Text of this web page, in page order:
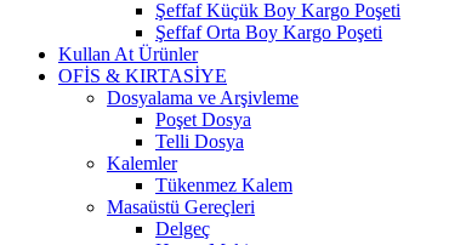
Şeffaf Küçük Boy Kargo Poşeti
Şeffaf Orta Boy Kargo Poşeti
Kullan At Ürünler
OFİS & KIRTASİYE
Dosyalama ve Arşivleme
Poşet Dosya
Telli Dosya
Kalemler
Tükenmez Kalem
Masaüstü Gereçleri
Delgeç